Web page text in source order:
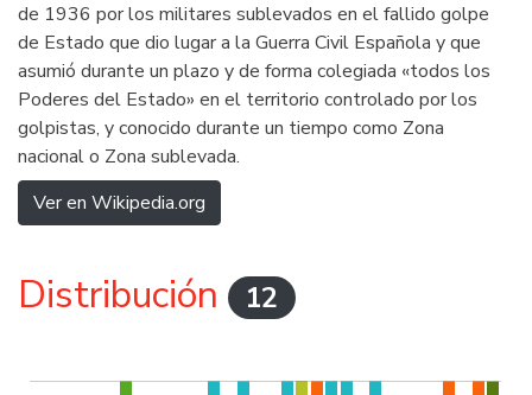
de 1936 por los militares sublevados en el fallido golpe
de Estado que dio lugar a la Guerra Civil Española y que
asumió durante un plazo y de forma colegiada «todos los
Poderes del Estado» en el territorio controlado por los
golpistas, y conocido durante un tiempo como Zona
nacional o Zona sublevada.
Ver en Wikipedia.org
Distribución 12